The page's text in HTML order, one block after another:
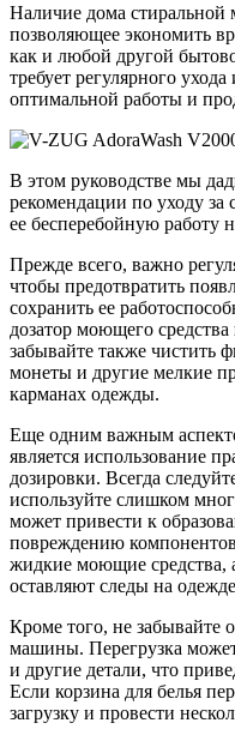
Наличие дома
позволяющее экономить
как и любой другой
требует регулярного
оптимальной работы и
В этом руководстве мы
рекомендации по уходу
ее бесперебойную работу
Прежде всего, важно
чтобы предотвратить
сохранить ее
дозатор моющего
забывайте также чистить
монеты и другие мелкие
карманах одежды.
Еще одним важным
является использование
дозировки. Всегда
используйте слишком
может привести к
повреждению
жидкие моющие средства,
оставляют следы на
Кроме того, не забывайте
машины. Перегрузка
и другие детали, что
Если корзина для белья
загрузку и провести